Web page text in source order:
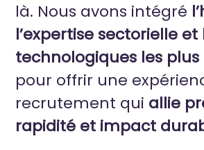
là. Nous avons intégré
l’expertise sectorielle et
technologiques les
pour offrir une
recrutement qui allie
rapidité et impact